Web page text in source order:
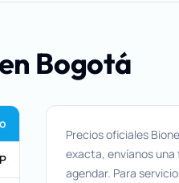
Bogotá
Precios oficiales
exacta, envíanos
agendar. Para